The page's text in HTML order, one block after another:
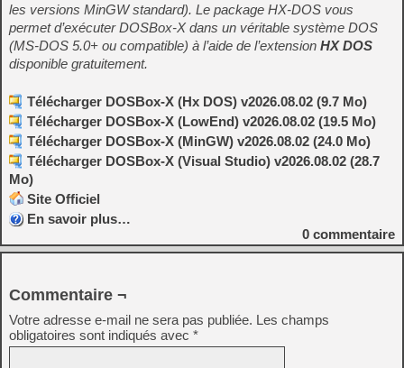
les versions MinGW standard). Le package HX-DOS vous
permet d’exécuter DOSBox-X dans un véritable système DOS
(MS-DOS 5.0+ ou compatible) à l’aide de l’extension HX DOS
disponible gratuitement.
Télécharger DOSBox-X (Hx DOS) v2026.08.02 (9.7 Mo)
Télécharger DOSBox-X (LowEnd) v2026.08.02 (19.5 Mo)
Télécharger DOSBox-X (MinGW) v2026.08.02 (24.0 Mo)
Télécharger DOSBox-X (Visual Studio) v2026.08.02 (28.7
Mo)
Site Officiel
En savoir plus…
0 commentaire
Commentaire ¬
Votre adresse e-mail ne sera pas publiée. Les champs
obligatoires sont indiqués avec *